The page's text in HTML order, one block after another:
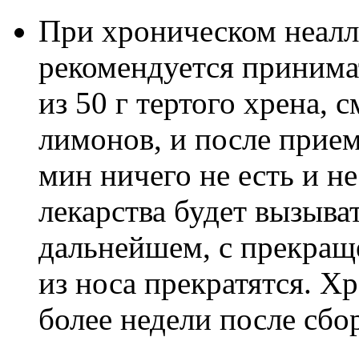
При хроническом
рекомендуется
из 50 г тертого хрена,
лимонов, и после
мин ничего не есть и
лекарства будет
дальнейшем, с
из носа прекратятся.
более недели после